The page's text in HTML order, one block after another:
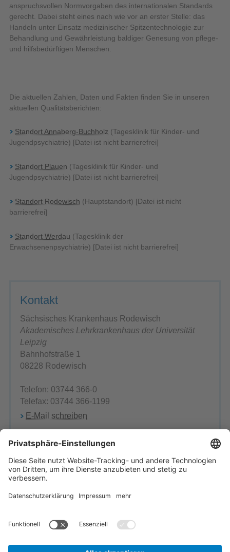
anspruchsvollen Normvorgaben des internationalen Standards
gerecht. Dabei steht eines nach wie vor an erster Stelle: das
Handeln unter Einsatz medizinischer Spitzentechnologie zur
Behandlung und Gewährleistung baldiger Genesung von pflege-
und hilfsbedürftigen Menschen.
Die aktuellen Zahlen, Daten und Fakten finden Sie in unseren
aktuellen Qualitätsberichten:
Standort Annaberg-Buchholz (Tagesklinik für Kinder- und
Jugendpsychiatrie) [Datei ist nicht barrierefrei]
Standort Plauen (Tagesklinik für Kinder- und
Jugendpsychiatrie) [Datei ist nicht barrierefrei]
Standort Rodewisch (Hauptstandort) [Datei ist nicht
barrierefrei]
Standort Werdau ​​​​​​​ (Tagesklinik der
Erwachsenenpsychiatrie) [Datei ist nicht barrierefrei]
Kontakt
Sächsisches Krankenhaus Rodewisch
Akademisches Lehrkrankenhaus der Universität
Leipzig
Bahnhofstraße 1
08228 Rodewisch
Telefon: 03744 366-0
Telefax: 03744 366-1199
E-Mail schreiben
Herr Andreas Roth
Qualitätsbeauftragter
Telefon: 03744 366-1102